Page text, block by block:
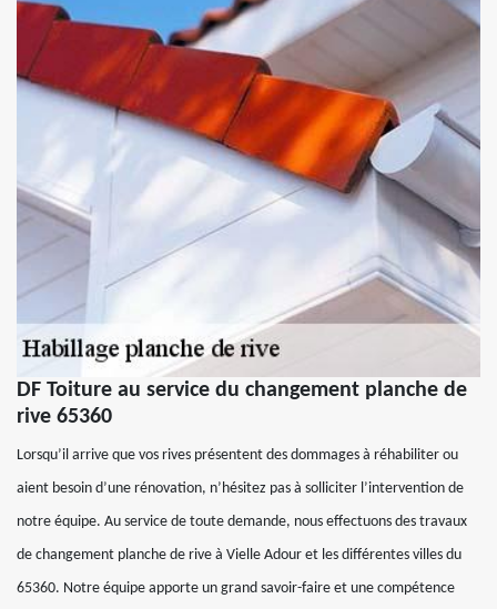
DF Toiture au service du changement planche de
rive 65360
Lorsqu’il arrive que vos rives présentent des dommages à réhabiliter ou
aient besoin d’une rénovation, n’hésitez pas à solliciter l’intervention de
notre équipe. Au service de toute demande, nous effectuons des travaux
de changement planche de rive à Vielle Adour et les différentes villes du
65360. Notre équipe apporte un grand savoir-faire et une compétence